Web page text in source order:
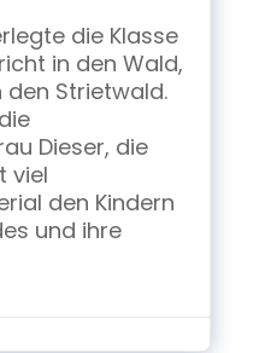
die Klasse
in den Wald,
Strietwald.
Dieser, die
viel
den Kindern
und ihre